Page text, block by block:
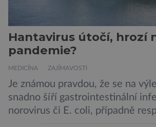
Hantavirus útočí, hrozí
pandemie?
MEDICÍNA ZAJÍMAVOSTI
Je známou pravdou, že se na
snadno šíří gastrointestinální
norovirus či E. coli, případně